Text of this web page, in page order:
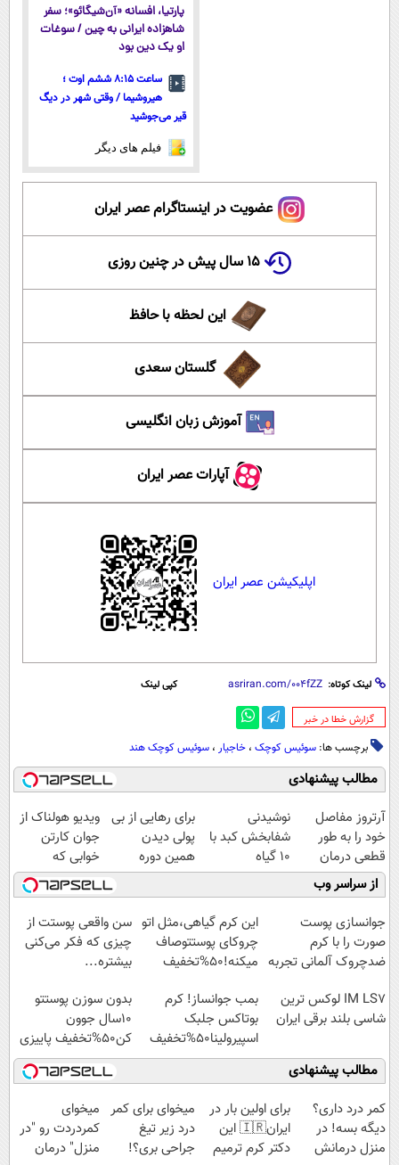
پارتیا، افسانه «آن‌شیگائو»؛ سفر
شاهزاده ایرانی به چین / سوغات
او یک دین بود
ساعت ۸:۱۵ ششم اوت ؛
هیروشیما / وقتی شهر در دیگ
قیر می‌جوشید
فیلم های دیگر
عضویت در اینستاگرام عصر ایران
۱۵ سال پیش در چنین روزی
این لحظه با حافظ
گلستان سعدی
آموزش زبان انگلیسی
آپارات عصر ایران
اپلیکیشن عصر ایران
لینک کوتاه: کپی لینک
‌گزارش خطا در خبر
برچسب ها: سوئیس کوچک ، خاجیار ، سوئیس کوچک هند
مطالب پیشنهادی
آرتروز مفاصل
خود را به طور
قطعی درمان
کنید!
◗پرسش‌نامه◖
نوشیدنی
شفابخش کبد با
10 گیاه
موثر(تخفیف تا
امشب)
برای رهایی از بی
پولی دیدن
همین دوره
رایگان کافیه!
(شمارتو وارد کن)
ویدیو هولناک از
جوان کارتن
خوابی که
میلیاردر شد.
آموزش رایگان
از سراسر وب
جوانسازی پوست
صورت را با کرم
ضدچروک آلمانی تجربه
این کرم گیاهی،مثل اتو
چروکای پوستتوصاف
میکنه!50%تخفیف
سن واقعی پوستت از
چیزی که فکر می‌کنی
بیشتره...
IM LS7 لوکس ترین
شاسی بلند برقی ایران
بمب جوانساز! کرم
بوتاکس جلبک
اسپیرولینا50%تخفیف
بدون سوزن پوستتو
10سال جوون
کن50%تخفیف پاییزی
مطالب پیشنهادی
کمر درد داری؟
دیگه بسه! در
منزل درمانش
برای اولین بار در
ایران🇮🇷 این
دکتر کرم ترمیم
میخوای برای کمر
درد زیر تیغ
جراحی بری؟!
میخوای
کمردردت رو "در
منزل" درمان